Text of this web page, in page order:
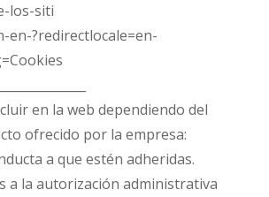
los-siti
en-?redirectlocale=en-
en la web dependiendo del
ofrecido por la empresa:
a que estén adheridas.
a la autorización administrativa